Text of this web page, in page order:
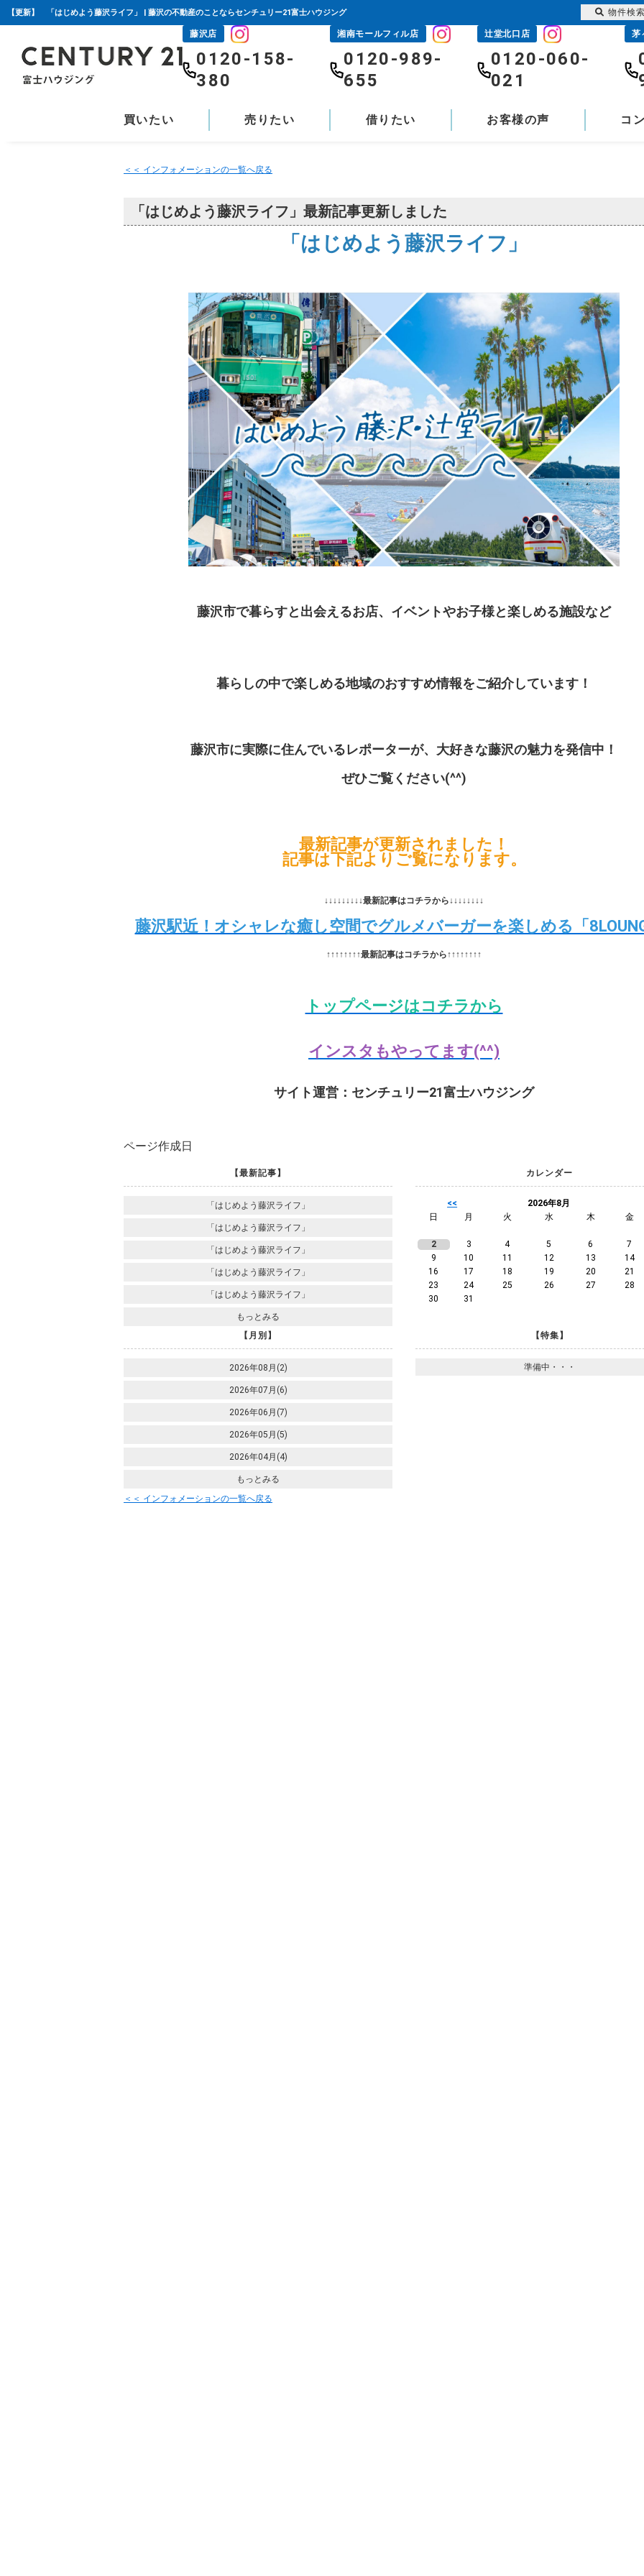
【更新】 「はじめよう藤沢ライフ」 | 藤沢の不動産のことならセンチュリー21富士ハウジング
藤沢店
0120-158-
380
湘南モールフィル店
0120-989-
655
辻堂北口店
0120-060-
021
茅
買いたい 売りたい 借りたい お客様の声 コ
＜＜ インフォメーションの一覧へ戻る
「はじめよう藤沢ライフ」最新記事更新しました
「はじめよう藤沢ライフ」
藤沢市で暮らすと出会えるお店、イベントやお子様と楽しめる施設など
暮らしの中で楽しめる地域のおすすめ情報をご紹介しています！
藤沢市に実際に住んでいるレポーターが、大好きな藤沢の魅力を発信中！
ぜひご覧ください(^^)
最新記事が更新されました！
記事は下記よりご覧になります。
↓↓↓↓↓↓↓↓↓最新記事はコチラから↓↓↓↓↓↓↓↓
藤沢駅近！オシャレな癒し空間でグルメバーガーを楽しめる「
↑↑↑↑↑↑↑↑最新記事はコチラから↑↑↑↑↑↑↑↑
トップページはコチラから
インスタもやってます(^^)
サイト運営：センチュリー21富士ハウジング
ページ作成日
【最新記事】
「はじめよう藤沢ライフ」
「はじめよう藤沢ライフ」
「はじめよう藤沢ライフ」
「はじめよう藤沢ライフ」
「はじめよう藤沢ライフ」
もっとみる
カレンダー
<<
2026年8月
日
月 火 水 木 金
2 3 4 5 6
7
9
10 11 12 13
14
16
17 18 19 20
21
23
24 25 26 27
28
30
31
【月別】
2026年08月(2)
2026年07月(6)
2026年06月(7)
2026年05月(5)
2026年04月(4)
もっとみる
【特集】
準備中・・・
＜＜ インフォメーションの一覧へ戻る
物件検